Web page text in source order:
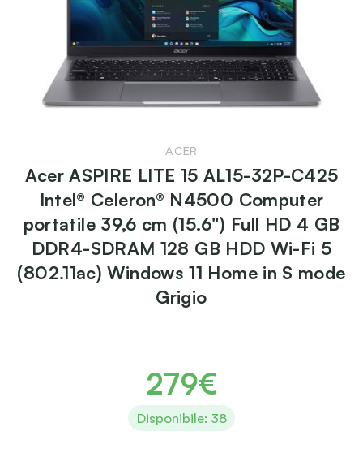
ACER
Acer ASPIRE LITE 15 AL15-32P-C425
Intel® Celeron® N4500 Computer
portatile 39,6 cm (15.6") Full HD 4 GB
DDR4-SDRAM 128 GB HDD Wi-Fi 5
(802.11ac) Windows 11 Home in S mode
Grigio
279€
Disponibile: 38